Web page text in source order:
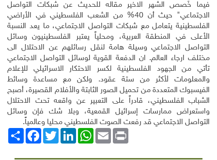
فيما خَصص الشهر الاخير مقاله للحديث عن شبكات التواصل
الاجتماعي" حيث أن 40% من الشعب الفلسطيني في الأراضي
الفلسطينية يتعامل مع شبكات التواصل الاجتماعي، ما يعد النسبة
الأعلى في المنطقة العربية، ومحلياً يعتبر الفلسطينيون وسائل
التواصل الاجتماعي وسيلة هامة لنقل رسائلهم عن الاحتلال الى
مختلف ارجاء العالم. ان الدفعة القوية لوسائل التواصل الاجتماعي
تأتي من الجهود الفلسطينية لكسر الاحتكار الاسرائيلي للإعلام
والمعلومات لأكثر من ستة عقود. ولكن مع مساعدة وسائط
الفيسبوك المتعددة من تحميل الصور الثابتة والأفلام القصيرة، أصبح
الشباب الفلسطيني، قادراً على التعبير عن واقعه تحت الاحتلال
واستعراض ممارسات إسرائيل القمعية، وبلا شك فإن وسائل
التواصل الاجتماعي قد رفعت الصوت الفلسطيني محليا وعالمياً.
انشر
FacebookTwitterLinkedIn
WhatsAppEmail Print